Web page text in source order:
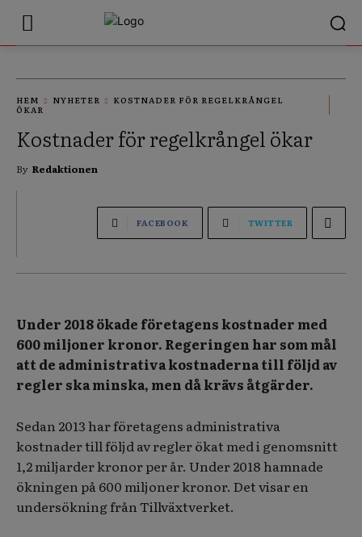
HEM NYHETER
KOSTNADER FÖR REGELKRÅNGEL
ÖKAR
Kostnader för regelkrångel ökar
By Redaktionen
FACEBOOK TWITTER
Under 2018 ökade företagens kostnader med
600 miljoner kronor. Regeringen har som mål
att de administrativa kostnaderna till följd av
regler ska minska, men då krävs åtgärder.
Sedan 2013 har företagens administrativa
kostnader till följd av regler ökat med i genomsnitt
1,2 miljarder kronor per år. Under 2018 hamnade
ökningen på 600 miljoner kronor. Det visar en
undersökning från Tillväxtverket.